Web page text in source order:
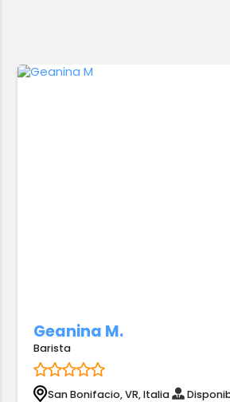
Geanina M.
Barista
San Bonifacio, VR, Italia